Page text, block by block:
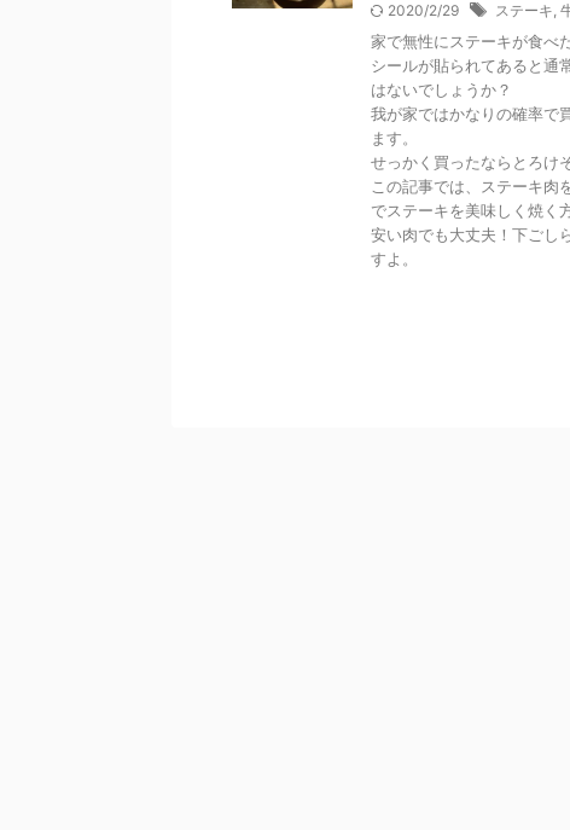
2020/2/29 ステーキ,
家で無性にステーキが食べ
シールが貼られてあると通
はないでしょうか？
我が家ではかなりの確率で
ます。
せっかく買ったならとろけ
この記事では、ステーキ肉
でステーキを美味しく焼く
安い肉でも大丈夫！下ごし
すよ。